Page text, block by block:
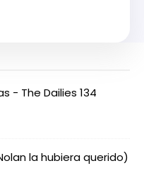
- The Dailies 134
la hubiera querido)